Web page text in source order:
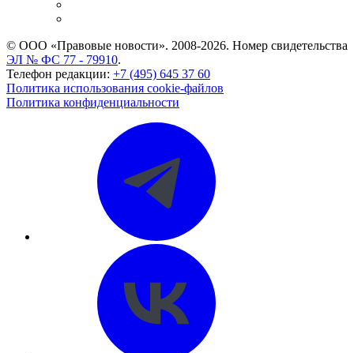
© ООО «Правовые новости». 2008-2026. Номер свидетельства
ЭЛ № ФС 77 - 79910.
Телефон редакции: +7 (495) 645 37 60
Политика использования cookie-файлов
Политика конфиденциальности